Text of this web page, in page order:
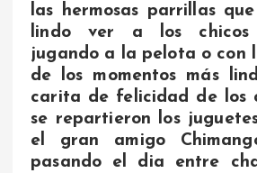
las hermosas parrillas
lindo ver a los chicos
jugando a la pelota o con
de los momentos más
carita de felicidad de los
se repartieron los
el gran amigo
pasando el dia entre